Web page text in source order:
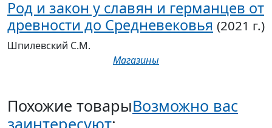
Род и закон у славян и германцев от
древности до Средневековья (2021 г.)
Шпилевский С.М.
Магазины
Похожие товарыВозможно вас
заинтересуют: